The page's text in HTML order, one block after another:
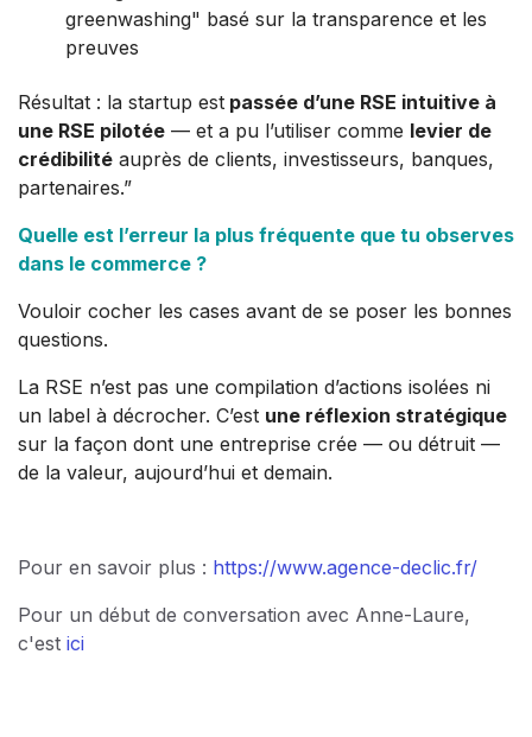
greenwashing" basé sur la transparence et les
preuves
Résultat : la startup est passée d’une RSE intuitive à
une RSE pilotée — et a pu l’utiliser comme levier de
crédibilité auprès de clients, investisseurs, banques,
partenaires.”
Quelle est l’erreur la plus fréquente que tu observes
dans le commerce ?
Vouloir cocher les cases avant de se poser les bonnes
questions.
La RSE n’est pas une compilation d’actions isolées ni
un label à décrocher. C’est une réflexion stratégique
sur la façon dont une entreprise crée — ou détruit —
de la valeur, aujourd’hui et demain.
Pour en savoir plus : https://www.agence-declic.fr/
Pour un début de conversation avec Anne-Laure,
c'est ici